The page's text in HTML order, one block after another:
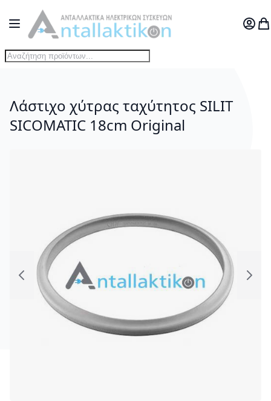
Μετάβαση στο περιεχόμενο
Toggle Nav
Ο
Λάστιχο χύτρας ταχύτητος SILIT
SICOMATIC 18cm Original